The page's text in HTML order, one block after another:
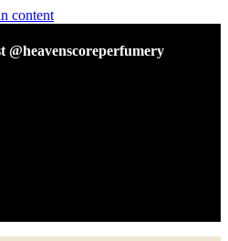
content
@heavenscoreperfumery